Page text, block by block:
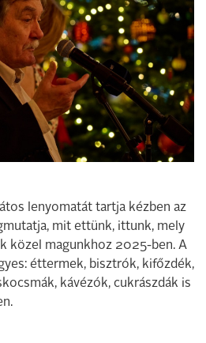
lenyomatát tartja kézben az
mit ettünk, ittunk, mely
közel magunkhoz 2025-ben. A
éttermek, bisztrók, kifőzdék,
kávézók, cukrászdák is